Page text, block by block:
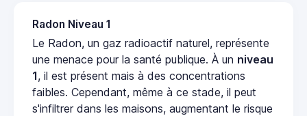
Radon Niveau 1
Le Radon, un gaz radioactif naturel, représente
une menace pour la santé publique. À un niveau
1, il est présent mais à des concentrations
faibles. Cependant, même à ce stade, il peut
s'infiltrer dans les maisons, augmentant le risque